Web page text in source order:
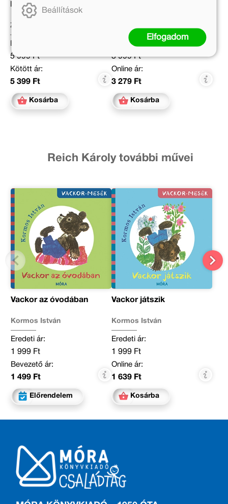
Kié az aranyalma?
Zalka Csenge Virág Dr.
Eredeti ár:
5 999 Ft
Kötött ár:
5 399 Ft
Kosárba
Eredeti ár:
3 999 Ft
Online ár:
3 279 Ft
Kosárba
Reich Károly további művei
Vackor az óvodában
Kormos István
Eredeti ár:
1 999 Ft
Bevezető ár:
1 499 Ft
Előrendelem
Vackor játszik
Kormos István
Eredeti ár:
1 999 Ft
Online ár:
1 639 Ft
Kosárba
Beállítások
Elfogadom